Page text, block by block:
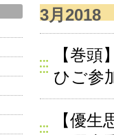
3月2018
【巻
ひご参
【優